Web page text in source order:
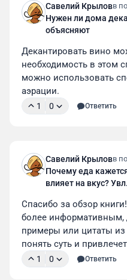
Савелий Крыловв
Нужен ли дома
объясняют
Декантировать вино
необходимость в этом
можно использовать
аэрации.
1 0 Ответить
Савелий Крыловв
Почему еда
влияет на вкус?
Спасибо за обзор
более информативным,
примеры или цитаты
понять суть и
1 0 Ответить